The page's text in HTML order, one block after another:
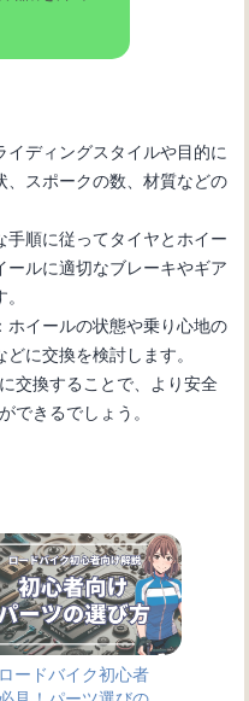
ディングスタイルや目的に
スポークの数、材質などの
順に従ってタイヤとホイー
ルに適切なブレーキやギア
イールの状態や乗り心地の
に交換を検討します。
交換することで、より安全
できるでしょう。
ロードバイク初心者